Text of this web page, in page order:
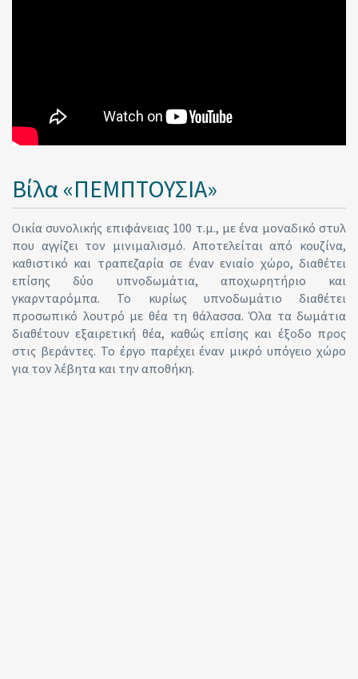
Βίλα «ΠΕΜΠΤΟΥΣΙΑ»
Οικία συνολικής επιφάνειας 100 τ.μ., με ένα μοναδικό στυλ
που αγγίζει τον μινιμαλισμό. Αποτελείται από κουζίνα,
καθιστικό και τραπεζαρία σε έναν ενιαίο χώρο, διαθέτει
επίσης δύο υπνοδωμάτια, αποχωρητήριο και
γκαρνταρόμπα. Το κυρίως υπνοδωμάτιο διαθέτει
προσωπικό λουτρό με θέα τη θάλασσα. Όλα τα δωμάτια
διαθέτουν εξαιρετική θέα, καθώς επίσης και έξοδο προς
στις βεράντες. Το έργο παρέχει έναν μικρό υπόγειο χώρο
για τον λέβητα και την αποθήκη.